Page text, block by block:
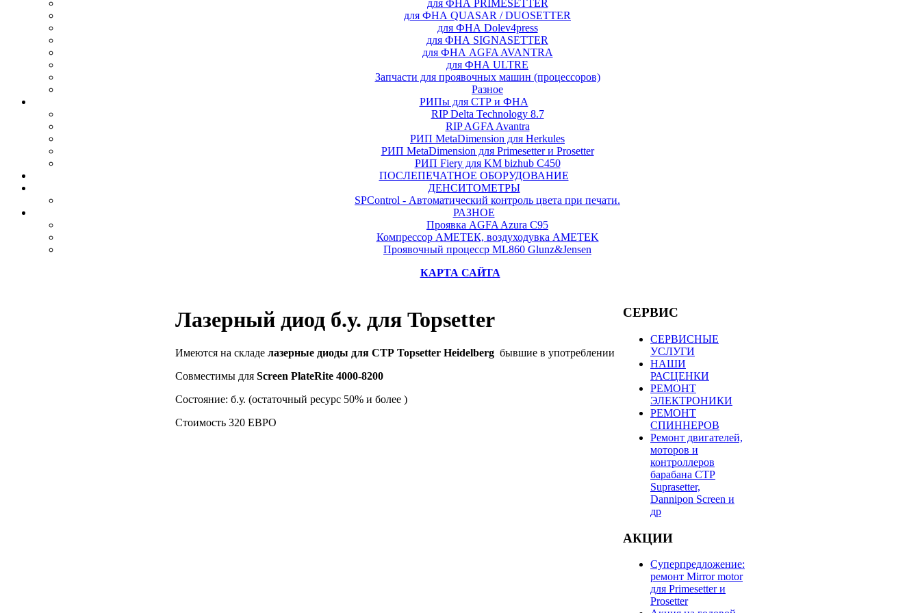
для ФНА PRIMESETTER
для ФНА QUASAR / DUOSETTER
для ФНА Dolev4press
для ФНА SIGNASETTER
для ФНА AGFA AVANTRA
для ФНА ULTRE
Запчасти для проявочных машин (процессоров)
Разное
РИПы для СТР и ФНА
RIP Delta Technology 8.7
RIP AGFA Avantra
РИП MetaDimension для Herkules
РИП MetaDimension для Primesetter и Prosetter
РИП Fiery для KM bizhub C450
ПОСЛЕПЕЧАТНОЕ ОБОРУДОВАНИЕ
ДЕНСИТОМЕТРЫ
SPControl - Автоматический контроль цвета при печати.
РАЗНОЕ
Проявка AGFA Azura C95
Компрессор АМЕТЕК, воздуходувка AMETEK
Проявочный процесср ML860 Glunz&Jensen
КАРТА САЙТА
Лазерный диод б.у. для Topsetter
Имеются на складе лазерные диоды для СТР Topsetter Heidelberg бывшие в употреблении
Совместимы для Screen PlateRite 4000-8200
Состояние: б.у. (остаточный ресурс 50% и более )
Стоимость 320 ЕВРО
СЕРВИС
СЕРВИСНЫЕ
УСЛУГИ
НАШИ
РАСЦЕНКИ
РЕМОНТ
ЭЛЕКТРОНИКИ
РЕМОНТ
СПИННЕРОВ
Ремонт двигателей,
моторов и
контроллеров
барабана СТР
Suprasetter,
Dannipon Screen и
др
АКЦИИ
Суперпредложение:
ремонт Mirror motor
для Primesetter и
Prosetter